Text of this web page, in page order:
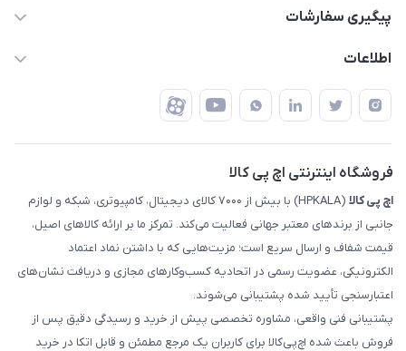
تهران - طبقه سوم تجاری - پلاک 11014
قوانین و مقررات
ضمانت اصالت کالا
پیگیری سفارشات
رهگیری مرسولات پست
رهگیری مرسولات چاپار
رهگیری مرسولات ماهکس
اطلاعات
درباره ما
تماس با ما
فروشگاه اینترنتی اچ پی کالا
اچ‌ پی‌ کالا
(HPKALA) با بیش از ۷۰۰۰ کالای دیجیتال، کامپیوتری، شبکه و لوازم
جانبی از برندهای معتبر جهانی فعالیت می‌کند. تمرکز ما بر ارائه کالاهای اصیل،
قیمت شفاف و ارسال سریع است؛ مزیت‌هایی که با داشتن نماد اعتماد
الکترونیکی، عضویت رسمی در اتحادیه کسب‌وکارهای مجازی و دریافت نشان‌های
اعتبارسنجی تأیید شده پشتیبانی می‌شوند.
پشتیبانی فنی واقعی، مشاوره تخصصی پیش از خرید و رسیدگی دقیق پس از
فروش باعث شده اچ‌پی‌کالا برای کاربران یک مرجع مطمئن و قابل اتکا در خرید